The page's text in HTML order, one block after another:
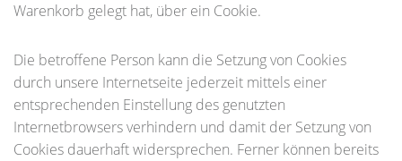
Warenkorb gelegt hat, über ein Cookie.
Die betroffene Person kann die Setzung von Cookies
durch unsere Internetseite jederzeit mittels einer
entsprechenden Einstellung des genutzten
Internetbrowsers verhindern und damit der Setzung von
Cookies dauerhaft widersprechen. Ferner können bereits